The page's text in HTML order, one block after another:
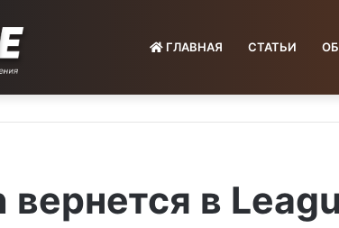
ГЛАВНАЯ СТАТЬИ
вернется в